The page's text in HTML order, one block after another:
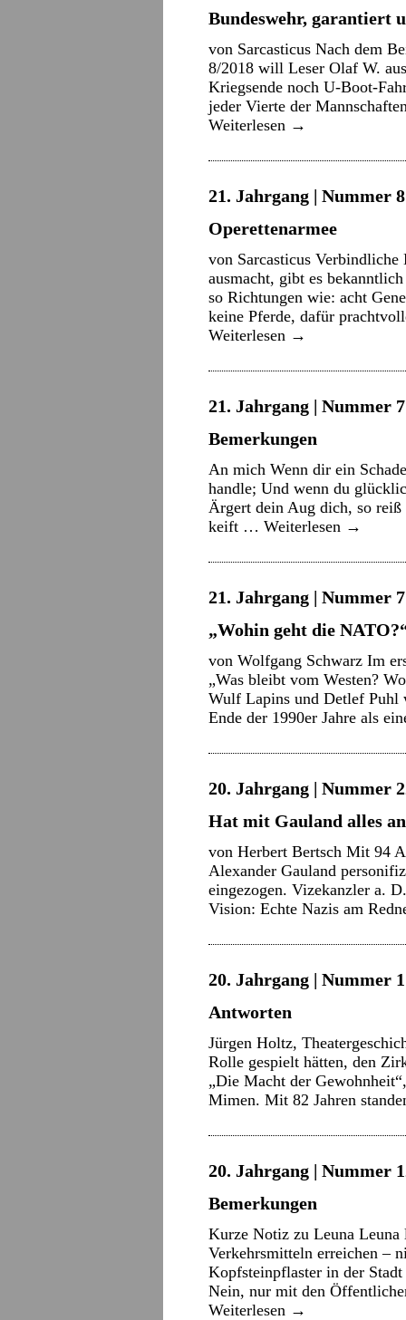
Bundeswehr, garantiert
von Sarcasticus Nach dem
8/2018 will Leser Olaf W.
Kriegsende noch U-Boot-
jeder Vierte der
Weiterlesen →
21. Jahrgang | Nummer
Operettenarmee
von Sarcasticus
ausmacht, gibt es
so Richtungen wie: acht
keine Pferde, dafür
Weiterlesen →
21. Jahrgang | Nummer
Bemerkungen
An mich Wenn dir ein
handle; Und wenn du
Ärgert dein Aug dich, so reiß
keift … Weiterlesen →
21. Jahrgang | Nummer
„Wohin geht die
von Wolfgang Schwarz Im
„Was bleibt vom Westen?
Wulf Lapins und Detlef Puhl
Ende der 1990er Jahre als
20. Jahrgang | Nummer
Hat mit Gauland alles
von Herbert Bertsch Mit 94
Alexander Gauland
eingezogen. Vizekanzler a.
Vision: Echte Nazis am
20. Jahrgang | Nummer
Antworten
Jürgen Holtz,
Rolle gespielt hätten, den
„Die Macht der
Mimen. Mit 82 Jahren
20. Jahrgang | Nummer
Bemerkungen
Kurze Notiz zu Leuna Leuna
Verkehrsmitteln erreichen –
Kopfsteinpflaster in der
Nein, nur mit den
Weiterlesen →